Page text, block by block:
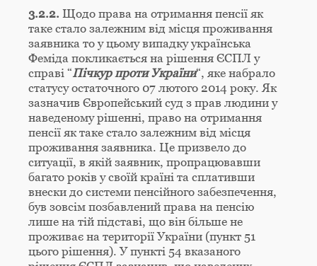
3.2.2. Щодо права на отримання пенсії як
таке стало залежним від місця проживання
заявника то у цьому випадку українська
Феміда покликається на рішення ЄСПЛ у
справі “Пічкур проти України“, яке набрало
статусу остаточного 07 лютого 2014 року. Як
зазначив Європейський суд з прав людини у
наведеному рішенні, право на отримання
пенсії як таке стало залежним від місця
проживання заявника. Це призвело до
ситуації, в якій заявник, пропрацювавши
багато років у своїй країні та сплативши
внески до системи пенсійного забезпечення,
був зовсім позбавлений права на пенсію
лише на тій підставі, що він більше не
проживає на території України (пункт 51
цього рішення). У пункті 54 вказаного